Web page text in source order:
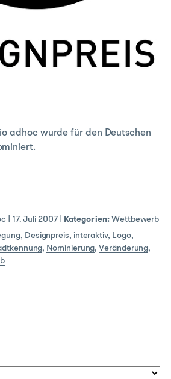
adhoc wurde für den Deutschen
17. Juli 2007| Kategorien: Wettbewerb
, Designpreis, interaktiv, Logo,
, Nominierung,Veränderung,